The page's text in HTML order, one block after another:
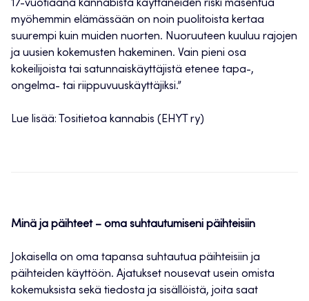
17-vuotiaana kannabista käyttäneiden riski masentua
myöhemmin elämässään on noin puolitoista kertaa
suurempi kuin muiden nuorten. Nuoruuteen kuuluu rajojen
ja uusien kokemusten hakeminen. Vain pieni osa
kokeilijoista tai satunnaiskäyttäjistä etenee tapa-,
ongelma- tai riippuvuuskäyttäjiksi.”
Lue lisää: Tositietoa kannabis (EHYT ry)
Minä ja päihteet – oma suhtautumiseni päihteisiin
Jokaisella on oma tapansa suhtautua päihteisiin ja
päihteiden käyttöön. Ajatukset nousevat usein omista
kokemuksista sekä tiedosta ja sisällöistä, joita saat